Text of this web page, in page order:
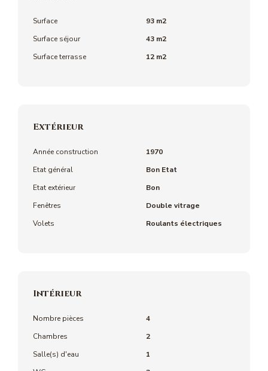
Surface
93 m2
Surface séjour
43 m2
Surface terrasse
12 m2
Extérieur
Année construction
1970
Etat général
Bon Etat
Etat extérieur
Bon
Fenêtres
Double vitrage
Volets
Roulants électriques
Intérieur
Nombre pièces
4
Chambres
2
Salle(s) d'eau
1